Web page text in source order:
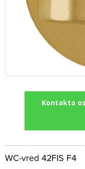
Kontakta
WC-vred 42FIS F4